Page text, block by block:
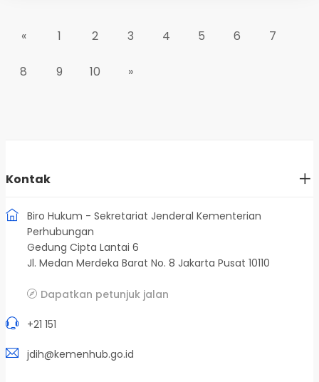
« 1 2 3 4 5 6 7
8 9 10 »
Kontak
Biro Hukum - Sekretariat Jenderal Kementerian
Perhubungan
Gedung Cipta Lantai 6
Jl. Medan Merdeka Barat No. 8 Jakarta Pusat 10110
Dapatkan petunjuk jalan
+21 151
jdih@kemenhub.go.id